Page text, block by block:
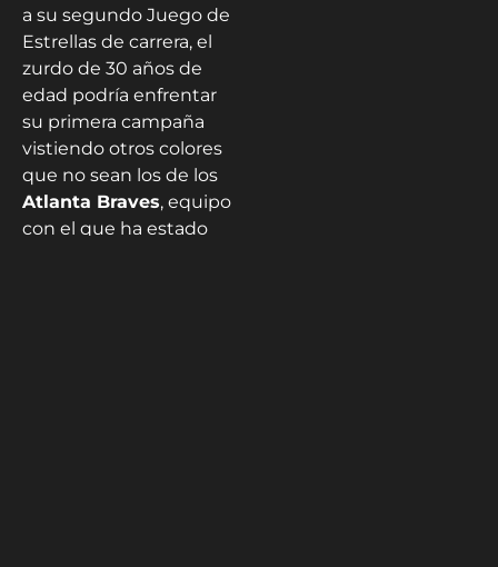
a su segundo Juego de
Estrellas de carrera, el
zurdo de 30 años de
edad podría enfrentar
su primera campaña
vistiendo otros colores
que no sean los de los
Atlanta Braves, equipo
con el que ha estado